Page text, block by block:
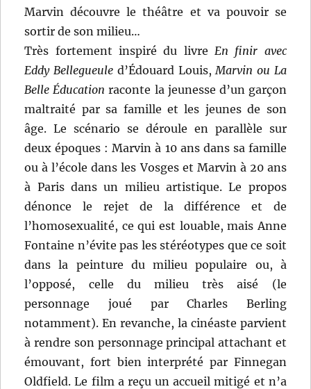
Marvin découvre le théâtre et va pouvoir se
sortir de son milieu…
Très fortement inspiré du livre En finir avec
Eddy Bellegueule d’Édouard Louis, Marvin ou La
Belle Éducation raconte la jeunesse d’un garçon
maltraité par sa famille et les jeunes de son
âge. Le scénario se déroule en parallèle sur
deux époques : Marvin à 10 ans dans sa famille
ou à l’école dans les Vosges et Marvin à 20 ans
à Paris dans un milieu artistique. Le propos
dénonce le rejet de la différence et de
l’homosexualité, ce qui est louable, mais Anne
Fontaine n’évite pas les stéréotypes que ce soit
dans la peinture du milieu populaire ou, à
l’opposé, celle du milieu très aisé (le
personnage joué par Charles Berling
notamment). En revanche, la cinéaste parvient
à rendre son personnage principal attachant et
émouvant, fort bien interprété par Finnegan
Oldfield. Le film a reçu un accueil mitigé et n’a